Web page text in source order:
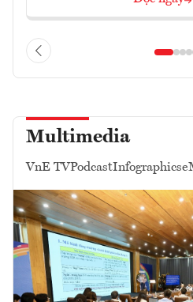
Multimedia
VnE TVPodcastInfographics